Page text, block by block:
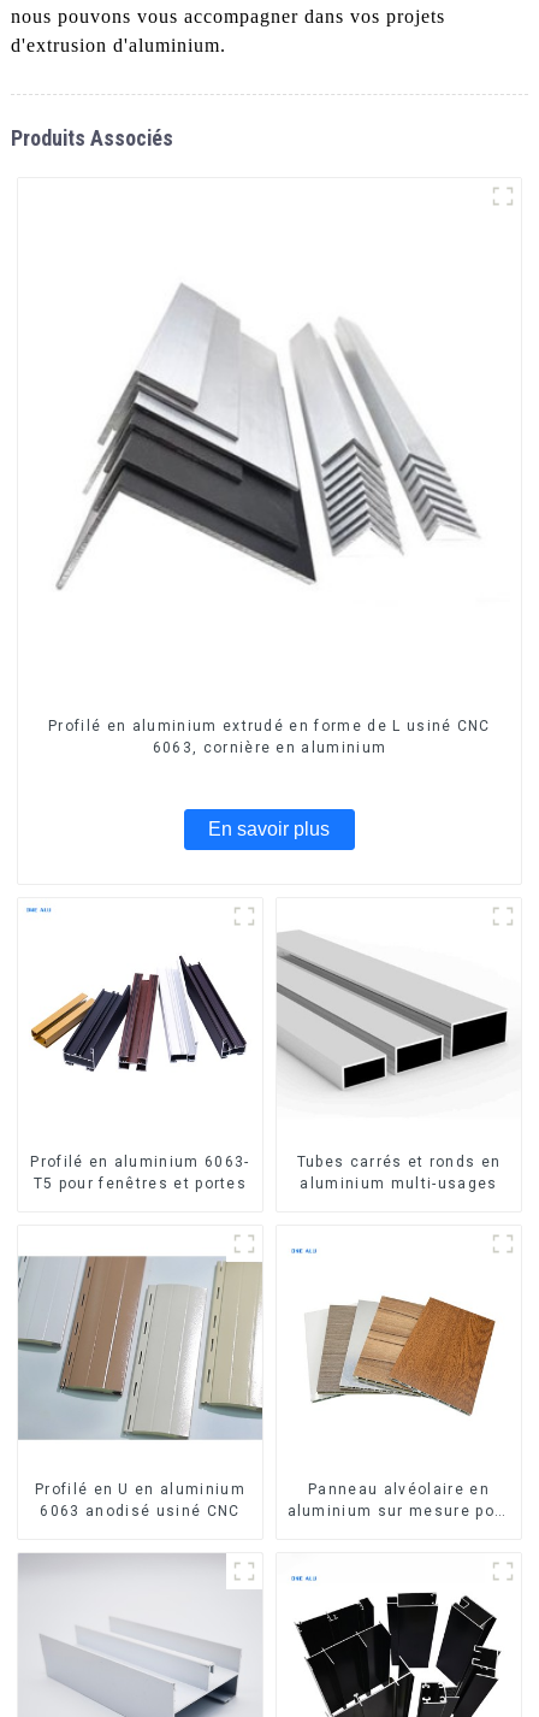
nous pouvons vous accompagner dans vos projets
d'extrusion d'aluminium.
Produits Associés
Profilé en aluminium extrudé en forme de L usiné CNC
6063, cornière en aluminium
En savoir plus
Profilé en aluminium 6063-
T5 pour fenêtres et portes
Tubes carrés et ronds en
aluminium multi-usages
Profilé en U en aluminium
6063 anodisé usiné CNC
Panneau alvéolaire en
aluminium sur mesure pour